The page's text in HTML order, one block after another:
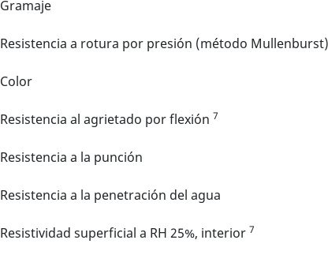
Gramaje
Resistencia a rotura por presión (método Mullenburst)
Color
Resistencia al agrietado por flexión 7
Resistencia a la punción
Resistencia a la penetración del agua
Resistividad superficial a RH 25%, interior 7